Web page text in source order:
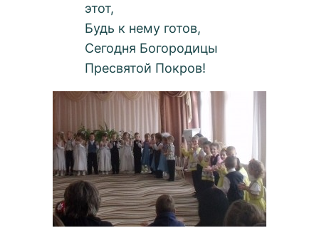
этот,
Будь к нему готов,
Сегодня Богородицы
Пресвятой Покров!